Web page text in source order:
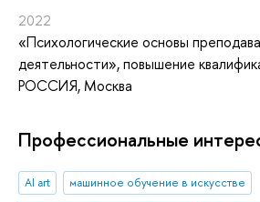
2022
«Психологические основы
деятельности», повышение
РОССИЯ, Москва
Профессиональные
AI art
машинное обучение в искусстве